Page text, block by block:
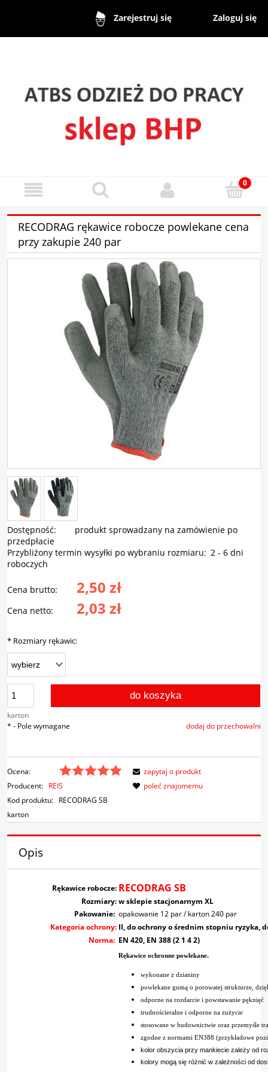
Zarejestruj się Zaloguj się
RECODRAG rękawice robocze powlekane cena
przy zakupie 240 par
Dostępność:
produkt sprowadzany na zamówienie po
przedpłacie
Przybliżony termin wysyłki po wybraniu rozmiaru: 2 - 6 dni
roboczych
Cena brutto: 2,50 zł
Cena netto: 2,03 zł
* Rozmiary rękawic:
karton
do koszyka
dodaj do przechowalni
* - Pole wymagane
Ocena:
Producent: REIS
Kod produktu: RECODRAG SB
karton
zapytaj o produkt
poleć znajomemu
Opis
Rękawice robocze: RECODRAG SB
Rozmiary:w sklepie stacjonarnym XL
Pakowanie: opakowanie 12 par / karton 240 par
Kategoria ochrony: II, do ochrony o średnim stopniu ryzyka,
Norma: EN 420, EN 388 (2 1 4 2)
Rękawice ochronne powlekane.
wykonane z dzianiny
powlekane gumą o porowatej strukturze,
odporne na rozdarcie i powstawanie pęknięć
trudnościeralne i odporne na zużycie
stosowane w budownictwie oraz przemyśle
zgodne z normami EN388 (przykładowe
kolor obszycia przy mankiecie zależy od
kolory mogą się różnić w zależności od